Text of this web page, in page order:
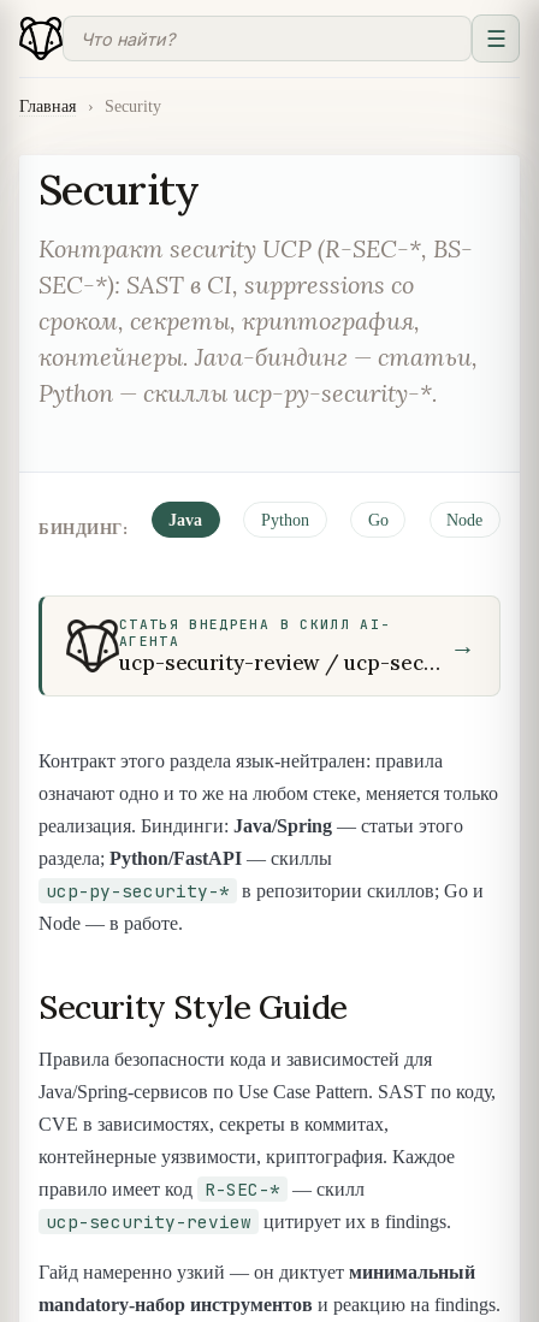
☰
Главная › Security
Security
Контракт security UCP (R-SEC-*, BS-
SEC-*): SAST в CI, suppressions со
сроком, секреты, криптография,
контейнеры. Java-биндинг — статьи,
Python — скиллы ucp-py-security-*.
БИНДИНГ: Java Python Go Node
СТАТЬЯ ВНЕДРЕНА В СКИЛЛ AI-
АГЕНТА
ucp-security-review / ucp-security-design / ucp-py-security-review / ucp-py-security-design
→
Контракт этого раздела язык-нейтрален: правила
означают одно и то же на любом стеке, меняется только
реализация. Биндинги: Java/Spring — статьи этого
раздела; Python/FastAPI — скиллы
ucp-py-security-*
в репозитории скиллов; Go и
Node — в работе.
Security Style Guide
Правила безопасности кода и зависимостей для
Java/Spring-сервисов по Use Case Pattern. SAST по коду,
CVE в зависимостях, секреты в коммитах,
контейнерные уязвимости, криптография. Каждое
правило имеет код
R-SEC-* — скилл
ucp-security-review цитирует их в findings.
Гайд намеренно узкий — он диктует минимальный
mandatory-набор инструментов и реакцию на findings.